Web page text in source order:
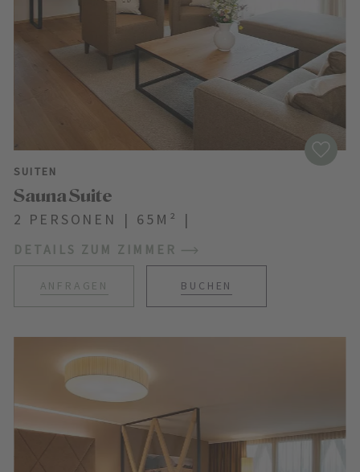
SUITEN
Sauna Suite
2 PERSONEN | 65M² |
DETAILS ZUM ZIMMER
ANFRAGEN BUCHEN